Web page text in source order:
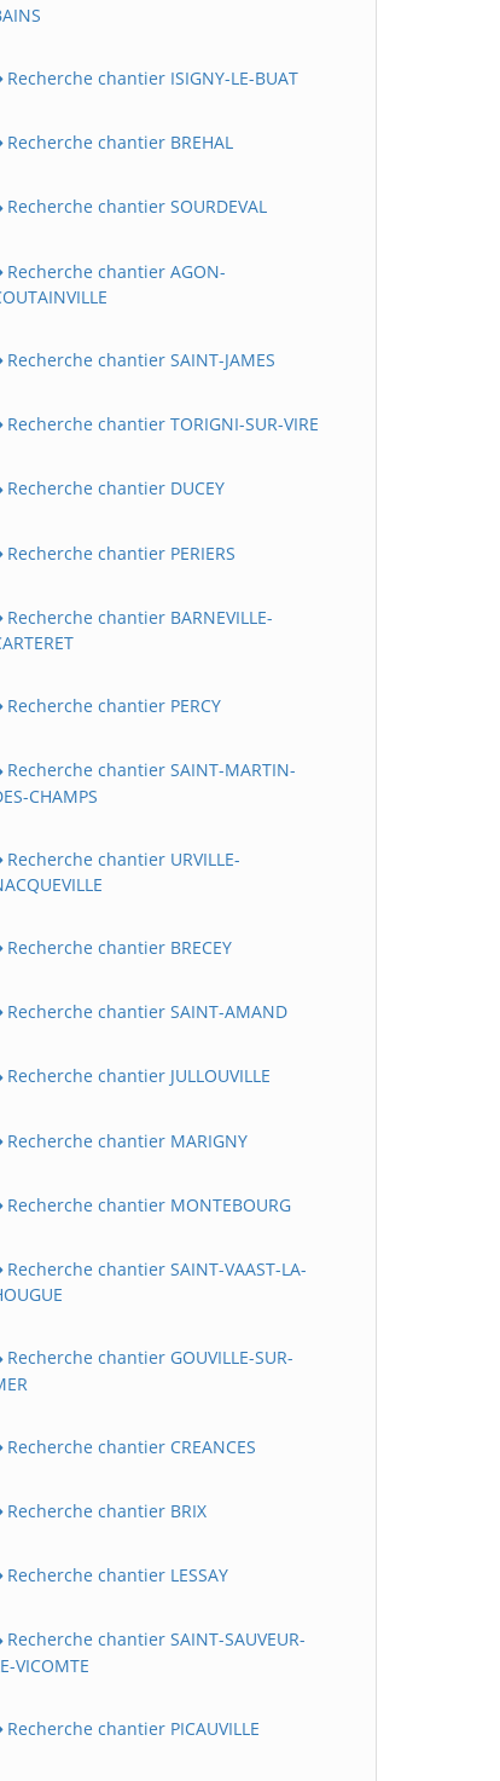
Recherche chantier ISIGNY-LE-BUAT
Recherche chantier BREHAL
Recherche chantier SOURDEVAL
Recherche chantier AGON-
Recherche chantier SAINT-JAMES
Recherche chantier TORIGNI-SUR-VIRE
Recherche chantier DUCEY
Recherche chantier PERIERS
Recherche chantier BARNEVILLE-
Recherche chantier PERCY
Recherche chantier SAINT-MARTIN-
CHAMPS
Recherche chantier URVILLE-
Recherche chantier BRECEY
Recherche chantier SAINT-AMAND
Recherche chantier JULLOUVILLE
Recherche chantier MARIGNY
Recherche chantier MONTEBOURG
Recherche chantier SAINT-VAAST-LA-
Recherche chantier GOUVILLE-SUR-
Recherche chantier CREANCES
Recherche chantier BRIX
Recherche chantier LESSAY
Recherche chantier SAINT-SAUVEUR-
VICOMTE
Recherche chantier PICAUVILLE